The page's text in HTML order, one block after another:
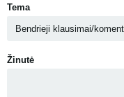
Tema
Žinutė